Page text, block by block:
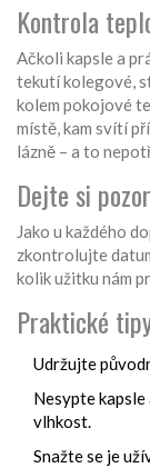
Kontrola
Ačkoli kapsle a
tekutí kolegové,
kolem pokojové
místě, kam svítí
lázně – a to
Dejte si
Jako u každého
zkontrolujte
kolik užitku nám
Praktické
Udržujte
Nesypte
vlhkost.
Snažte se je